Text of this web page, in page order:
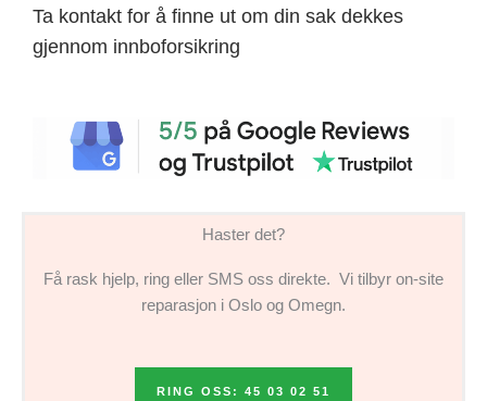
Ta kontakt for å finne ut om din sak dekkes
gjennom innboforsikring
Haster det?
Få rask hjelp, ring eller SMS oss direkte. Vi tilbyr on-site
reparasjon i Oslo og Omegn.
RING OSS: 45 03 02 51